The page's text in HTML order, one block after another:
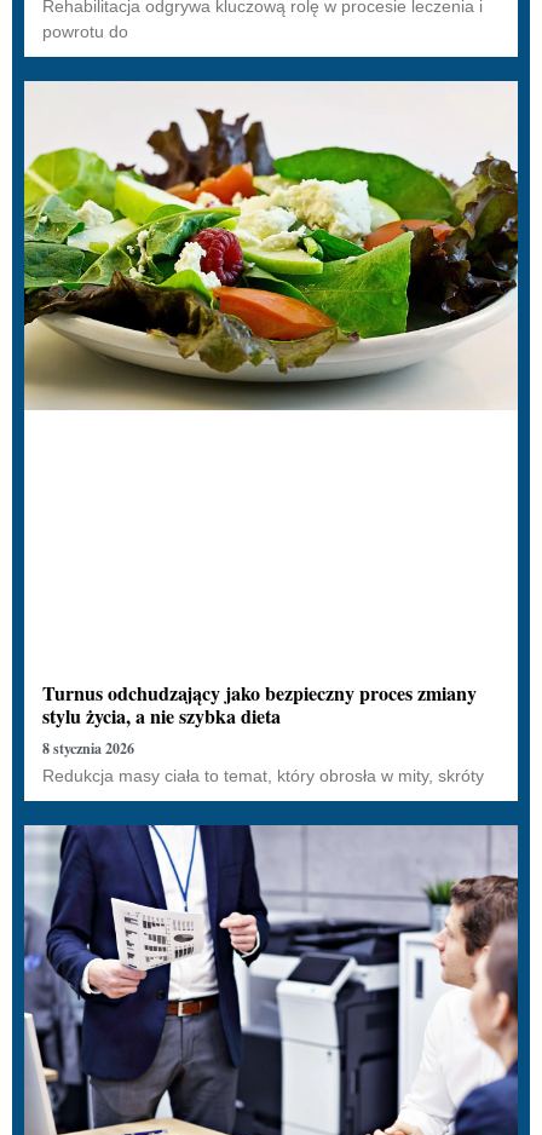
Rehabilitacja odgrywa kluczową rolę w procesie leczenia i
powrotu do
Turnus odchudzający jako bezpieczny proces zmiany
stylu życia, a nie szybka dieta
8 stycznia 2026
Redukcja masy ciała to temat, który obrosła w mity, skróty